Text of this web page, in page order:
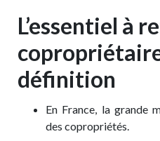
L’essentiel à
définition
En France, la grande
des copropriétés.